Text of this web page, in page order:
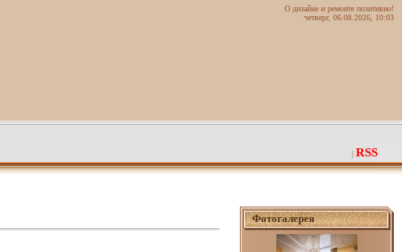
О дизайне и ремонте позитивно!
четверг, 06.08.2026, 10:03
| RSS
Фотогалерея